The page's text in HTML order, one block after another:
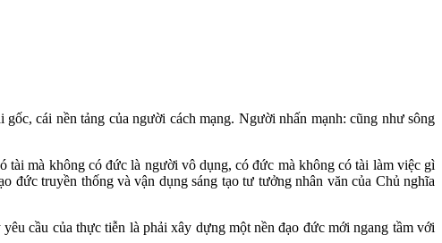
cái nền tảng của người cách mạng. Người nhấn mạnh: cũng như sông
mà không có đức là người vô dụng, có đức mà không có tài làm việc gì
truyền thống và vận dụng sáng tạo tư tưởng nhân văn của Chủ nghĩa
cầu của thực tiễn là phải xây dựng một nền đạo đức mới ngang tầm với